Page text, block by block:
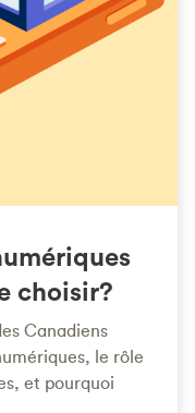
choisir?
Canadiens
le rôle
et pourquoi